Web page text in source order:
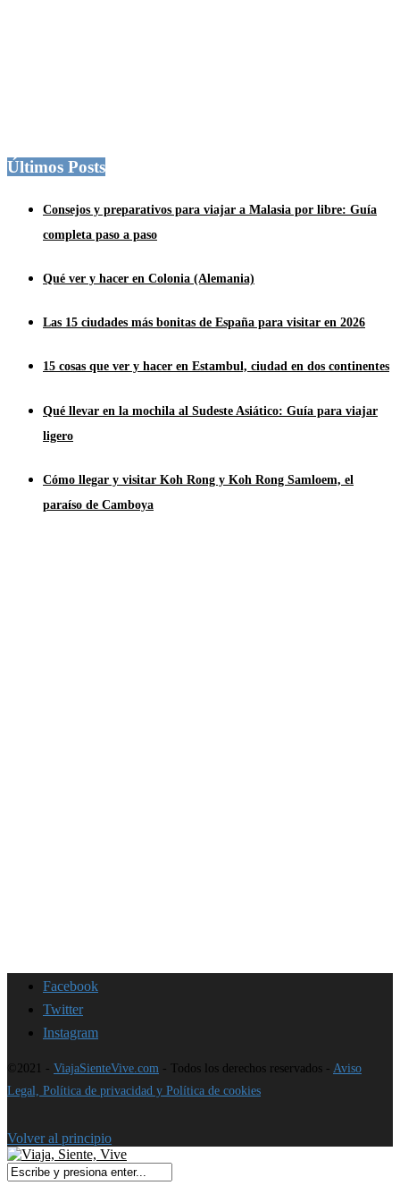
Últimos Posts
Consejos y preparativos para viajar a Malasia por libre: Guía
completa paso a paso
Qué ver y hacer en Colonia (Alemania)
Las 15 ciudades más bonitas de España para visitar en 2026
15 cosas que ver y hacer en Estambul, ciudad en dos continentes
Qué llevar en la mochila al Sudeste Asiático: Guía para viajar
ligero
Cómo llegar y visitar Koh Rong y Koh Rong Samloem, el
paraíso de Camboya
Facebook
Twitter
Instagram
©2021 - ViajaSienteVive.com - Todos los derechos reservados - Aviso
Legal, Política de privacidad y Política de cookies
Volver al principio